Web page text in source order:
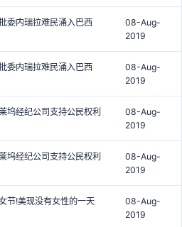
委内瑞拉难民涌入巴西
08-Aug-
2019
委内瑞拉难民涌入巴西
08-Aug-
2019
坞经纪公司支持公民权利
08-Aug-
2019
坞经纪公司支持公民权利
08-Aug-
2019
节!美现没有女性的一天
08-Aug-
2019